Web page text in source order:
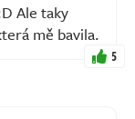
Ale taky
mě bavila.
5